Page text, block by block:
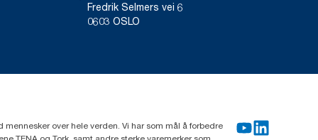
Fredrik Selmers vei 6
0603 OSLO
over hele verden. Vi har som mål å forbedre